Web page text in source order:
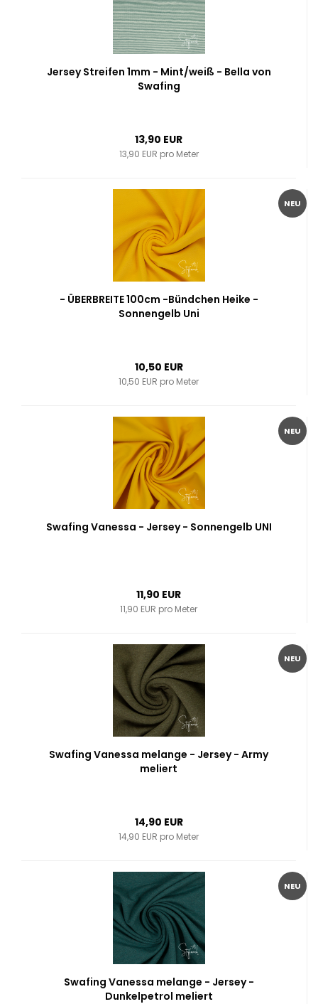
Jersey Streifen 1mm - Mint/weiß - Bella von
Swafing
13,90 EUR
13,90 EUR pro Meter
NEU
- ÜBERBREITE 100cm -Bündchen Heike -
Sonnengelb Uni
10,50 EUR
10,50 EUR pro Meter
NEU
Swafing Vanessa - Jersey - Sonnengelb UNI
11,90 EUR
11,90 EUR pro Meter
NEU
Swafing Vanessa melange - Jersey - Army
meliert
14,90 EUR
14,90 EUR pro Meter
NEU
Swafing Vanessa melange - Jersey -
Dunkelpetrol meliert